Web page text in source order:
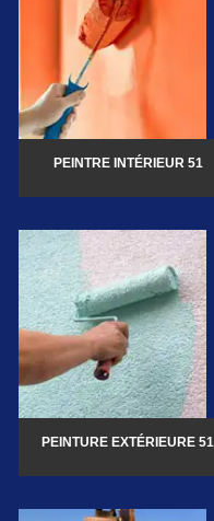
PEINTRE INTÉRIEUR 51
PEINTURE EXTÉRIEURE 51